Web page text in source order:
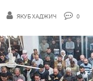
ЯКУБ ХАДЖИЧ 0